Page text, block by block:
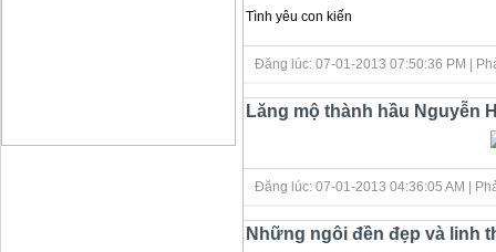
Tình yêu con kiến
Đăng lúc: 07-01-2013 07:50:36 PM |
Lăng mộ thành hầu Nguyễn
Đăng lúc: 07-01-2013 04:36:05 AM |
Những ngôi đền đẹp và linh